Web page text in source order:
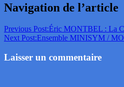
Navigation de l’article
Previous Post:Éric MONTBEL : La
Next Post:Ensemble MINISYM /
Laisser un commentaire